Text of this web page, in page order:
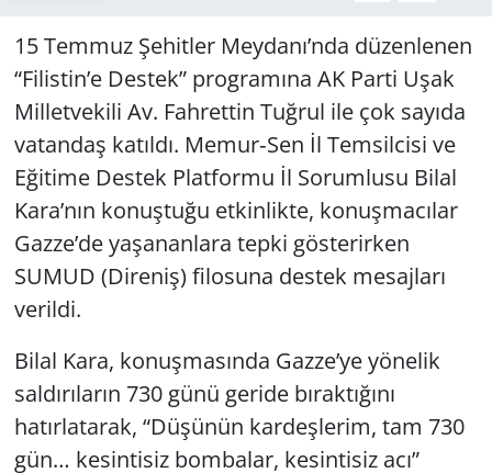
15 Temmuz Şehitler Meydanı’nda düzenlenen
“Filistin’e Destek” programına AK Parti Uşak
Milletvekili Av. Fahrettin Tuğrul ile çok sayıda
vatandaş katıldı. Memur‑Sen İl Temsilcisi ve
Eğitime Destek Platformu İl Sorumlusu Bilal
Kara’nın konuştuğu etkinlikte, konuşmacılar
Gazze’de yaşananlara tepki gösterirken
SUMUD (Direniş) filosuna destek mesajları
verildi.
Bilal Kara, konuşmasında Gazze’ye yönelik
saldırıların 730 günü geride bıraktığını
hatırlatarak, “Düşünün kardeşlerim, tam 730
gün… kesintisiz bombalar, kesintisiz acı”